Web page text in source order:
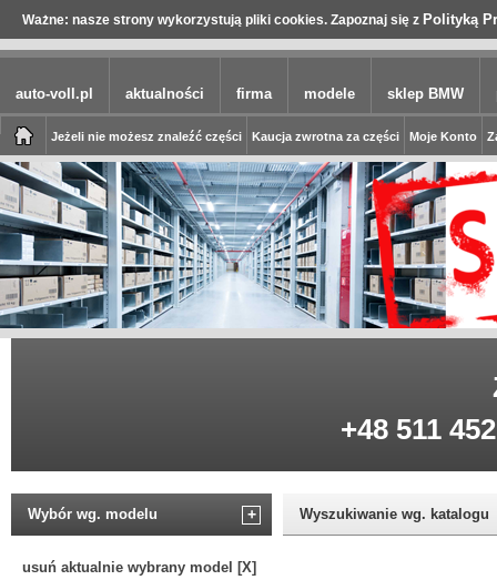
Ważne: nasze strony wykorzystują pliki cookies. Zapoznaj się z Polityką
auto-voll.pl aktualności firma modele sklep BMW
Jeżeli nie możesz znaleźć części Kaucja zwrotna za części Moje Konto
+48 511
Wybór wg. modelu +
usuń aktualnie wybrany model [X]
Wyszukiwanie wg. katalogu